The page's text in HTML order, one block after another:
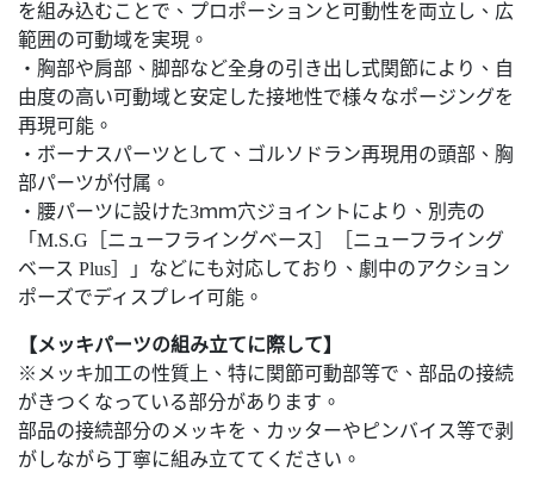
を組み込むことで、プロポーションと可動性を両立し、広
範囲の可動域を実現。
・胸部や肩部、脚部など全身の引き出し式関節により、自
由度の高い可動域と安定した接地性で様々なポージングを
再現可能。
・ボーナスパーツとして、ゴルソドラン再現用の頭部、胸
部パーツが付属。
・腰パーツに設けた3ｍｍ穴ジョイントにより、別売の
「M.S.G［ニューフライングベース］［ニューフライング
ベース Plus］」などにも対応しており、劇中のアクション
ポーズでディスプレイ可能。
【メッキパーツの組み立てに際して】
※メッキ加工の性質上、特に関節可動部等で、部品の接続
がきつくなっている部分があります。
部品の接続部分のメッキを、カッターやピンバイス等で剥
がしながら丁寧に組み立ててください。